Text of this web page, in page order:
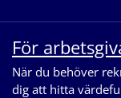
För
När du behöver
dig att hitta